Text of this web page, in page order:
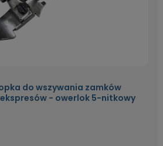
do wszywania zamków
ekspresów - owerlok 5-nitkowy